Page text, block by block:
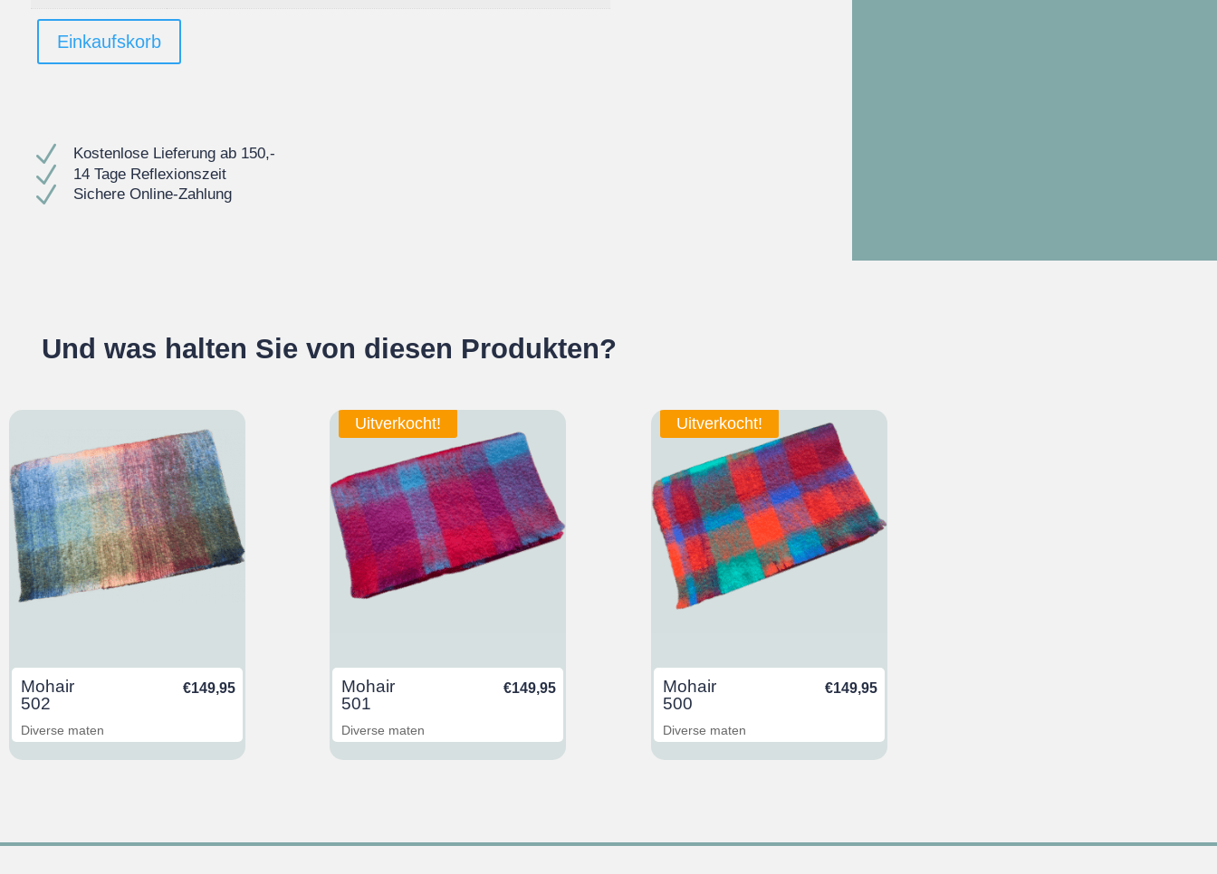
Einkaufskorb
N Kostenlose Lieferung ab 150,-
N 14 Tage Reflexionszeit
N Sichere Online-Zahlung
Und was halten Sie von diesen Produkten?
Mohair
502
€149,95
Diverse maten
Uitverkocht!
Mohair
501
€149,95
Diverse maten
Uitverkocht!
Mohair
500
€149,95
Diverse maten